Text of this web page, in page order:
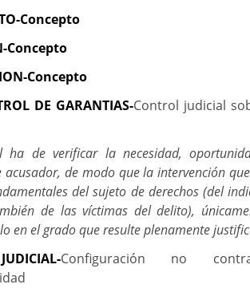
Concepto
Concepto
Concepto
DE GARANTIAS-Control judicial
ha de verificar la necesidad,
de modo que la intervención
del sujeto de derechos (del
de las víctimas del delito),
en el grado que resulte plenamente
Configuración no